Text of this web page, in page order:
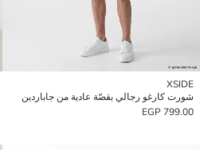
XSIDE
شورت كارغو رجالي بقصّة عادية من جاباردين
799.00 EGP